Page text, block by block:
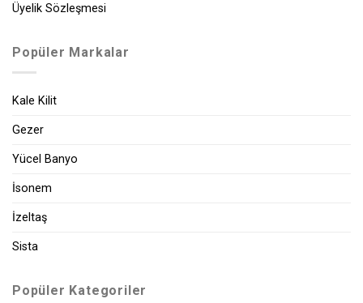
Üyelik Sözleşmesi
Popüler Markalar
Kale Kilit
Gezer
Yücel Banyo
İsonem
İzeltaş
Sista
Popüler Kategoriler